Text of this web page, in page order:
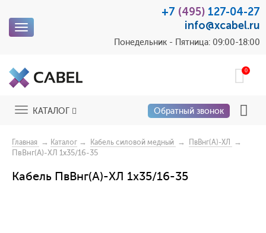
Toggle
+7 (495) 127-04-27
info@xcabel.ru
Понедельник - Пятница: 09:00-18:00
0
ToggleКАТАЛОГ Обратный звонок
Главная → Каталог → Кабель силовой медный → ПвВнг(А)-ХЛ
→
ПвВнг(А)-ХЛ 1х35/16-35
Кабель ПвВнг(А)-ХЛ 1х35/16-35